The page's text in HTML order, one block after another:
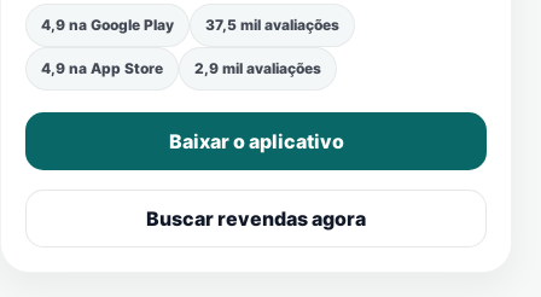
4,9 na Google Play 37,5 mil avaliações
4,9 na App Store 2,9 mil avaliações
Baixar o aplicativo
Buscar revendas agora